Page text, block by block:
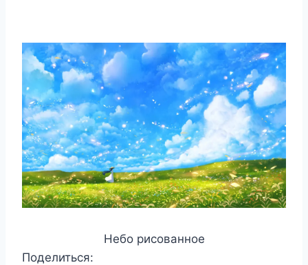
Небо рисованное
Поделиться: